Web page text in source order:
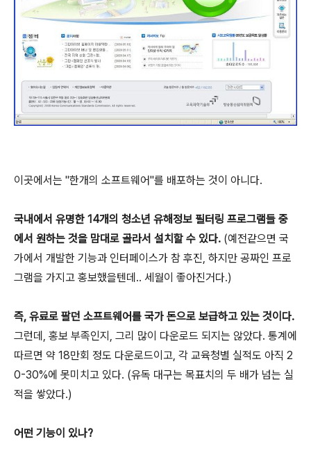
이곳에서는 "한개의 소프트웨어"를 배포하는 것이 아니다.
국내에서 유명한 14개의 청소년 유해정보 필터링 프로그램들 중
에서 원하는 것을 맘대로 골라서 설치할 수 있다. (예전같으면 국
가에서 개발한 기능과 인터페이스가 참 후진, 하지만 공짜인 프로
그램을 가지고 홍보했을텐데.. 세월이 좋아진거다.)
즉, 유료로 팔던 소프트웨어를 국가 돈으로 보급하고 있는 것이다.
그런데, 홍보 부족인지, 그리 많이 다운로드 되지는 않았다. 통계에
따르면 약 18만회 정도 다운로드이고, 각 교육청별 실적도 아직 2
0-30%에 못미치고 있다. (유독 대구는 목표치의 두 배가 넘는 실
적을 쌓았다.)
어떤 기능이 있나?